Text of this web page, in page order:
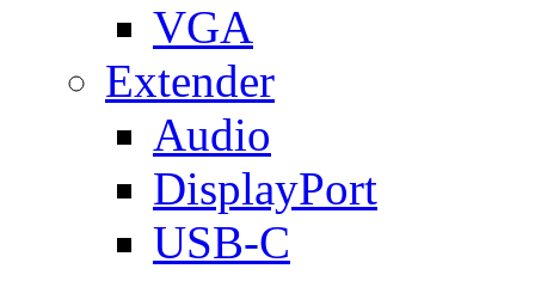
VGA
Extender
Audio
DisplayPort
USB-C